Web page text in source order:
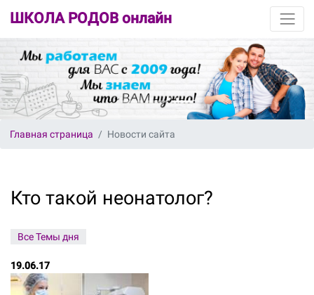
ШКОЛА РОДОВ онлайн
Главная страница Новости сайта
Кто такой неонатолог?
Все Темы дня
19.06.17